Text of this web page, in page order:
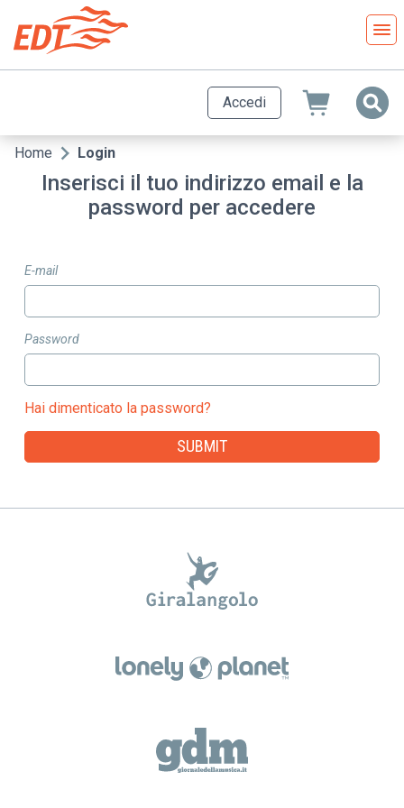
contenuto
principale
Accedi
Briciole
Home Login
Inserisci il tuo indirizzo email e la
password per accedere
E-mail
Password
Hai dimenticato la password?